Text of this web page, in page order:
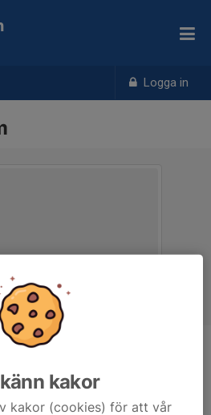
Logga in
kakor
kakor (cookies) för att vår